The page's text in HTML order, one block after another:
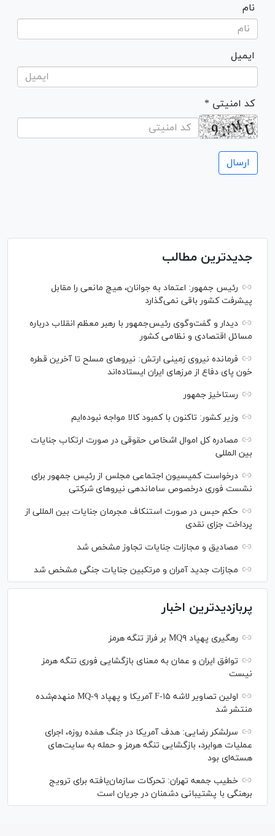
نام
ایمیل
* کد امنیتی
جدیدترین مطالب
رئیس جمهور: اعتماد به جوانان، هیچ مانعی را مقابل
پیشرفت کشور باقی نمی‌گذارد
دیدار و گفت‌‌وگوی رئیس‌جمهور با رهبر معظم انقلاب درباره
مسائل اقتصادی و نظامی کشور
فرمانده نیروی زمینی ارتش: نیرو‌های مسلح تا آخرین قطره
خون پای دفاع از مرز‌های ایران ایستاده‌اند
رستاخیز جمهور
وزیر کشور: تاکنون با کمبود کالا مواجه نبوده‌ایم
مصادره کل اموال اشخاص حقوقی در صورت ارتکاب جنایات
بین المللی
درخواست کمیسیون اجتماعی مجلس از رئیس جمهور برای
نشست فوری درخصوص ساماندهی نیرو‌های شرکتی
حکم حبس در صورت استنکاف مجرمان جنایات بین المللی از
پرداخت جزای نقدی
مصادیق و مجازات جنایات تجاوز مشخص شد
مجازات جدید آمران و مرتکبین جنایات جنگی مشخص شد
پربازدیدترین اخبار
رهگیری پهپاد MQ۹ بر فراز تنگه هرمز
توافق ایران و عمان به معنای بازگشایی فوری تنگه هرمز
نیست
اولین تصاویر لاشه F-۱۵ آمریکا و پهپاد MQ-۹ منهدم‌شده
منتشر شد
سرلشکر رضایی: هدف آمریکا در جنگ هفده روزه، اجرای
عملیات هوابرد، بازگشایی تنگه هرمز و حمله به سایت‌های
هسته‌ای بود
خطیب جمعه تهران: تحرکات سازمان‌یافته برای ترویج
برهنگی با پشتیبانی دشمنان در جریان است